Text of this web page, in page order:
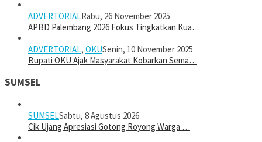
ADVERTORIALRabu, 26 November 2025
APBD Palembang 2026 Fokus Tingkatkan Kua…
ADVERTORIAL, OKUSenin, 10 November 2025
Bupati OKU Ajak Masyarakat Kobarkan Sema…
SUMSEL
SUMSELSabtu, 8 Agustus 2026
Cik Ujang Apresiasi Gotong Royong Warga …